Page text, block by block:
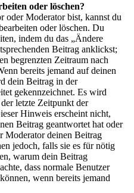
oder löschen?
oder Moderator bist, kannst du
oder löschen. Du
indem du das „Ändere
Beitrag anklickst;
begrenzten Zeitraum nach
bereits jemand auf deinen
dein Beitrag in der
gekennzeichnet. Es wird
letzte Zeitpunkt der
Hinweis erscheint nicht,
Beitrag geantwortet hat oder
Moderator deinen Beitrag
jedoch, falls sie es für nötig
warum dein Beitrag
dass normale Benutzer
wenn bereits jemand